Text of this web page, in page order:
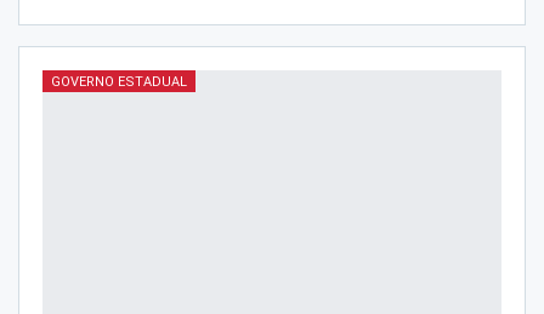
GOVERNO ESTADUAL